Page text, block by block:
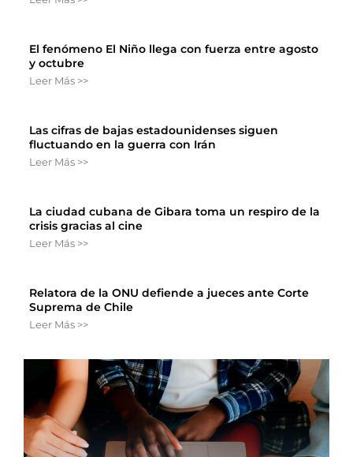
El fenómeno El Niño llega con fuerza entre agosto
y octubre
Leer Más >>
Las cifras de bajas estadounidenses siguen
fluctuando en la guerra con Irán
Leer Más >>
La ciudad cubana de Gibara toma un respiro de la
crisis gracias al cine
Leer Más >>
Relatora de la ONU defiende a jueces ante Corte
Suprema de Chile
Leer Más >>